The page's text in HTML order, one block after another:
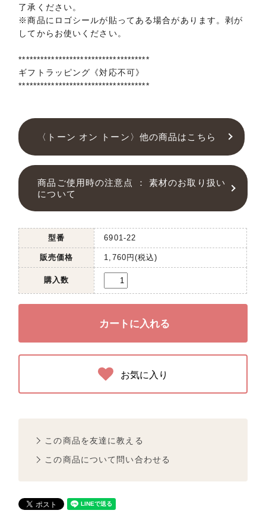
了承ください。
※商品にロゴシールが貼ってある場合があります。剥が
してからお使いください。
************************************
ギフトラッピング《対応不可》
************************************
〈トーン オン トーン〉他の商品はこちら
商品ご使用時の注意点 ： 素材のお取り扱い
について
型番 6901-22
販売価格 1,760円(税込)
購入数
お気に入り
この商品を友達に教える
この商品について問い合わせる